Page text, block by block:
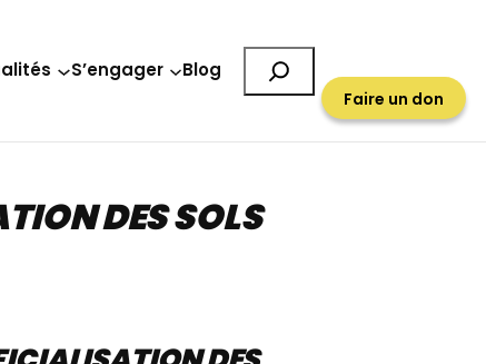
S’engager Blog
Faire un don
DES SOLS